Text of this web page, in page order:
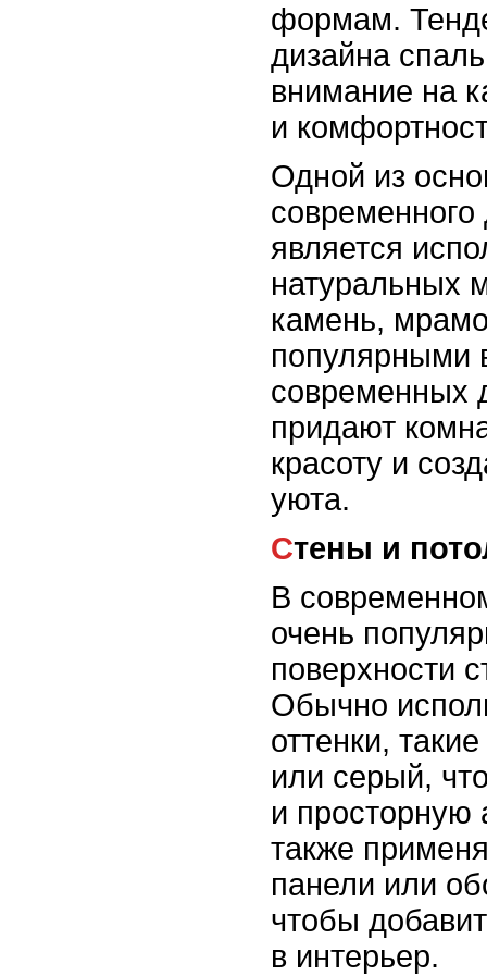
формам.
дизайна
внимание на
и
Одной из
является
натуральных
камень,
популярными
современных
придают
красоту и
уюта.
Стены и
В
очень
поверхности
Обычно
оттенки,
или серый,
и просторную
также
панели или
чтобы
в интерьер.